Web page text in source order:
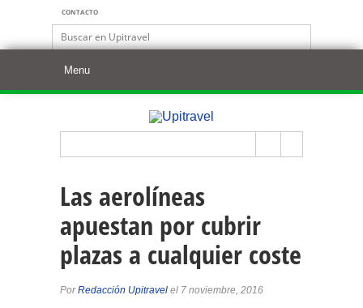
CONTACTO
Las aerolíneas
apuestan por cubrir
plazas a cualquier coste
PorRedacción Upitravel el 7 noviembre, 2016